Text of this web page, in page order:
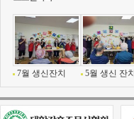
7월 생신잔치 5월 생신 잔치